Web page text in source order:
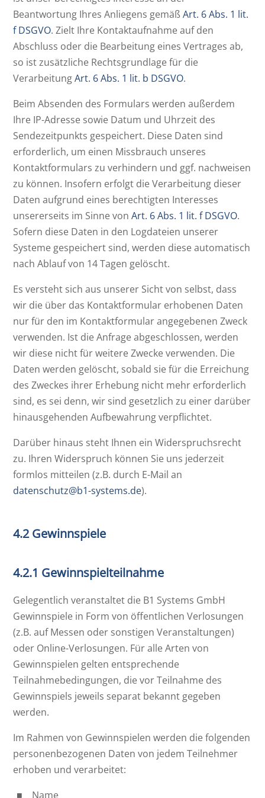
Beantwortung Ihres Anliegens gemäßArt. 6 Abs. 1 lit.
f DSGVO. Zielt Ihre Kontaktaufnahme auf den
Abschluss oder die Bearbeitung eines Vertrages ab,
so ist zusätzliche Rechtsgrundlage für die
VerarbeitungArt. 6 Abs. 1 lit. b DSGVO.
Beim Absenden des Formulars werden außerdem
Ihre IP-Adresse sowie Datum und Uhrzeit des
Sendezeitpunkts gespeichert. Diese Daten sind
erforderlich, um einen Missbrauch unseres
Kontaktformulars zu verhindern und ggf. nachweisen
zu können. Insofern erfolgt die Verarbeitung dieser
Daten aufgrund eines berechtigten Interesses
unsererseits im Sinne vonArt. 6 Abs. 1 lit. f DSGVO.
Sofern diese Daten in den Logdateien unserer
Systeme gespeichert sind, werden diese automatisch
nach Ablauf von 14 Tagen gelöscht.
Es versteht sich aus unserer Sicht von selbst, dass
wir die über das Kontaktformular erhobenen Daten
nur für den im Kontaktformular angegebenen Zweck
verwenden. Ist die Anfrage abgeschlossen, werden
wir diese nicht für weitere Zwecke verwenden. Die
Daten werden gelöscht, sobald sie für die Erreichung
des Zweckes ihrer Erhebung nicht mehr erforderlich
sind, es sei denn, wir sind gesetzlich zu einer darüber
hinausgehenden Aufbewahrung verpflichtet.
Darüber hinaus steht Ihnen ein Widerspruchsrecht
zu. Ihren Widerspruch können Sie uns jederzeit
formlos mitteilen (z.B. durch E-Mail an
datenschutz@b1-systems.de).
4.2 Gewinnspiele
4.2.1 Gewinnspielteilnahme
Gelegentlich veranstaltet die B1 Systems GmbH
Gewinnspiele in Form von öffentlichen Verlosungen
(z.B. auf Messen oder sonstigen Veranstaltungen)
oder Online-Verlosungen. Für alle Arten von
Gewinnspielen gelten entsprechende
Teilnahmebedingungen, die vor Teilnahme des
Gewinnspiels jeweils separat bekannt gegeben
werden.
Im Rahmen von Gewinnspielen werden die folgenden
personenbezogenen Daten von jedem Teilnehmer
erhoben und verarbeitet:
Name